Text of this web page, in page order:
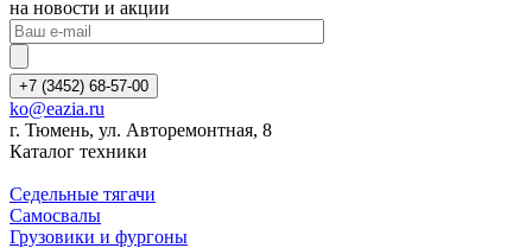
на новости и акции
+7 (3452) 68-57-00
ko@eazia.ru
г. Тюмень, ул. Авторемонтная, 8
Каталог техники
Седельные тягачи
Самосвалы
Грузовики и фургоны